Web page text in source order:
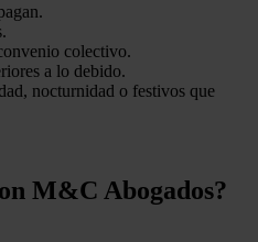
colectivo.
a lo debido.
nocturnidad o festivos que
M&C Abogados?